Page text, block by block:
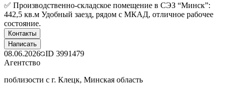
✅ Производственно-складское помещение в СЭЗ “Минск”:
442,5 кв.м Удобный заезд, рядом с МКАД, отличное рабочее
состояние.
Контакты
Написать
08.06.2026 ID 3991479
Агентство
поблизости с г. Клецк, Минская область